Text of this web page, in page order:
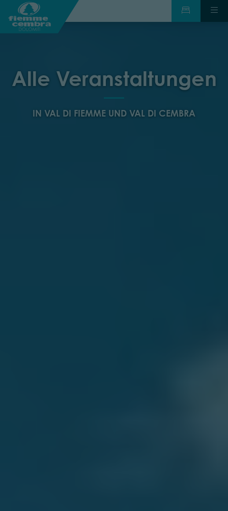
Alle Veranstaltungen
IN VAL DI FIEMME UND VAL DI CEMBRA